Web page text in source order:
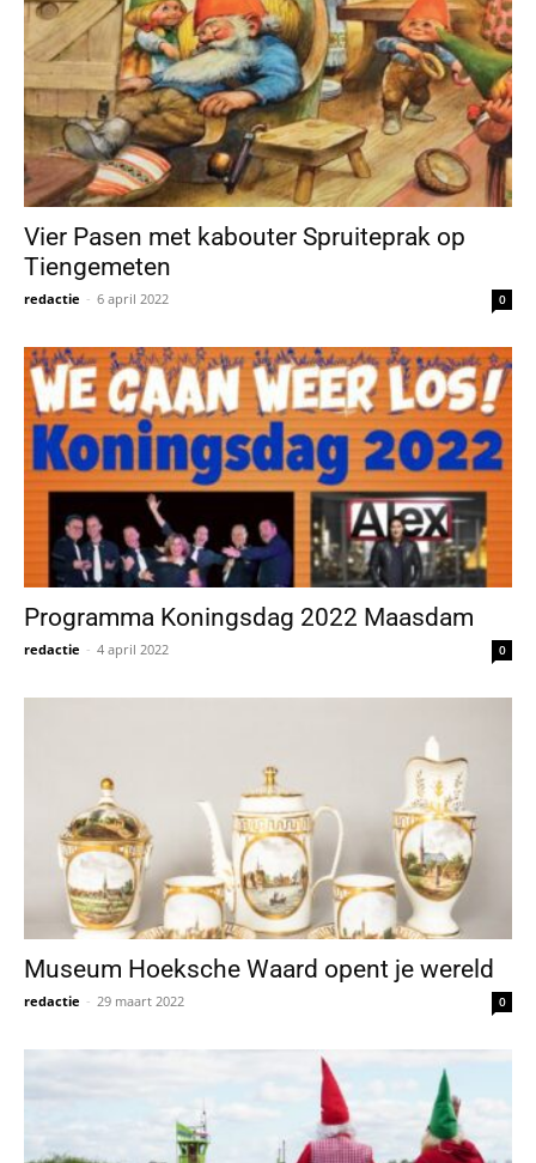
Vier Pasen met kabouter Spruiteprak op
Tiengemeten
redactie - 6 april 2022 0
Programma Koningsdag 2022 Maasdam
redactie - 4 april 2022 0
Museum Hoeksche Waard opent je wereld
redactie - 29 maart 2022 0